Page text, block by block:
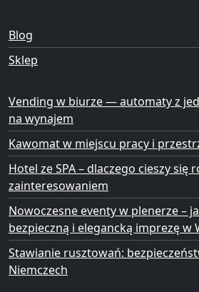
Blog
Sklep
Vending w biurze — automaty z
na wynajem
Kawomat w miejscu pracy i
Hotel ze SPA – dlaczego cieszy się
zainteresowaniem
Nowoczesne eventy w plenerze –
bezpieczną i elegancką imprezę w
Stawianie rusztowań:
Niemczech